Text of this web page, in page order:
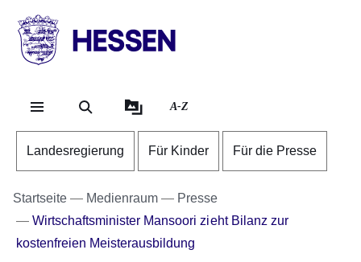
HESSEN
Landesregierung
A-Z
Landesregierung Für Kinder Für die Presse
Startseite Medienraum
Presse
Wirtschaftsminister Mansoori zieht Bilanz zur
kostenfreien Meisterausbildung